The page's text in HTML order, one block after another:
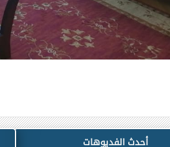
أحدث الفديوهات